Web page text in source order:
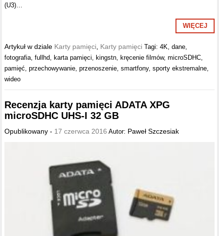
(U3)…
WIĘCEJ
Artykuł w dziale Karty pamięci Karty pamięci Tagi:4K ,dane
fotografia ,fullhd karta pamięci kingstn kręcenie filmów,microSDHC
pamięć ,przechowywanie ,przenoszenie ,smartfony,sporty ekstremalne
wideo
Recenzja karty pamięci ADATA XPG
microSDHC UHS-I 32 GB
Opublikowany - 17 czerwca 2016 Autor: Paweł Szczesiak